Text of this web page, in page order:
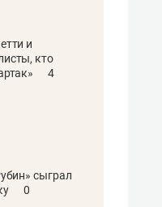
и
кто
4
сыграл
0